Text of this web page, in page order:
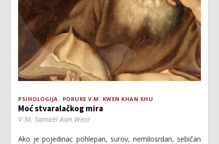
PSIHOLOGIJA PORUKE V.M. KWEN KHAN KHU
Moć stvaralačkog mira
V.M. Samael Aun Weor
Ako je pojedinac pohlepan, surov, nemilosrdan, sebičan